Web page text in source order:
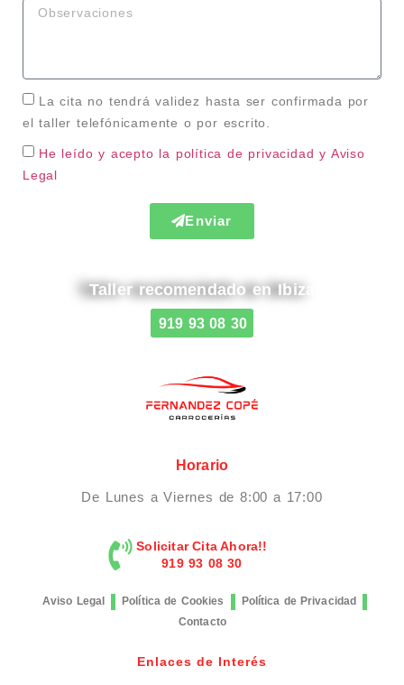
La cita no tendrá validez hasta ser confirmada por
el taller telefónicamente o por escrito.
He leído y acepto la política de privacidad y Aviso
Legal
Enviar
Taller recomendado en Ibiza
919 93 08 30
Horario
De Lunes a Viernes de 8:00 a 17:00
Solicitar Cita Ahora!!
919 93 08 30
Aviso Legal Política de Cookies
Política de Privacidad
Contacto
Enlaces de Interés